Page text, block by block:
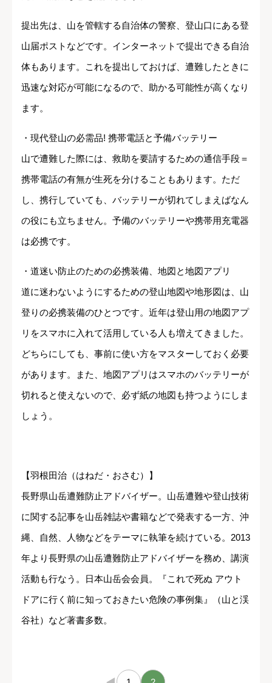
提出先は、山を管轄する自治体の警察、登山口にある登
山届ポストなどです。インターネットで提出できる自治
体もあります。これを提出しておけば、遭難したときに
迅速な対応が可能になるので、助かる可能性が高くなり
ます。
・現代登山の必需品! 携帯電話と予備バッテリー
山で遭難した際には、救助を要請するための通信手段＝
携帯電話の有無が生死を分けることもあります。ただ
し、携行していても、バッテリーが切れてしまえばなん
の役にも立ちません。予備のバッテリーや携帯用充電器
は必携です。
・道迷い防止のための必携装備、地図と地図アプリ
道に迷わないようにするための登山地図や地形図は、山
登りの必携装備のひとつです。近年は登山用の地図アプ
リをスマホに入れて活用している人も増えてきました。
どちらにしても、事前に使い方をマスターしておく必要
があります。また、地図アプリはスマホのバッテリーが
切れると使えないので、必ず紙の地図も持つようにしま
しょう。
【羽根田治（はねだ・おさむ）】
長野県山岳遭難防止アドバイザー。山岳遭難や登山技術
に関する記事を山岳雑誌や書籍などで発表する一方、沖
縄、自然、人物などをテーマに執筆を続けている。2013
年より長野県の山岳遭難防止アドバイザーを務め、講演
活動も行なう。日本山岳会会員。『これで死ぬ アウト
ドアに行く前に知っておきたい危険の事例集』（山と渓
谷社）など著書多数。